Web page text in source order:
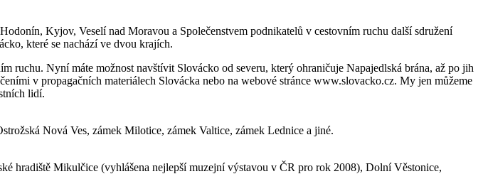
Kyjov, Veselí nad Moravou a Společenstvem podnikatelů v cestovním ruchu další sdružení
které se nachází ve dvou krajích.
Nyní máte možnost navštívit Slovácko od severu, který ohraničuje Napajedlská brána, až po jih
v propagačních materiálech Slovácka nebo na webové stránce www.slovacko.cz. My jen můžeme
lidí.
Nová Ves, zámek Milotice, zámek Valtice, zámek Lednice a jiné.
hradiště Mikulčice (vyhlášena nejlepší muzejní výstavou v ČR pro rok 2008), Dolní Věstonice,